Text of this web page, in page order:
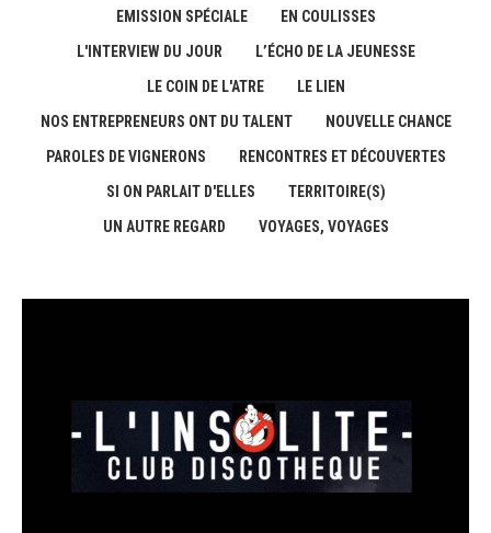
EMISSION SPÉCIALE
EN COULISSES
L'INTERVIEW DU JOUR
L’ÉCHO DE LA JEUNESSE
LE COIN DE L'ATRE
LE LIEN
NOS ENTREPRENEURS ONT DU TALENT
NOUVELLE CHANCE
PAROLES DE VIGNERONS
RENCONTRES ET DÉCOUVERTES
SI ON PARLAIT D'ELLES
TERRITOIRE(S)
UN AUTRE REGARD
VOYAGES, VOYAGES